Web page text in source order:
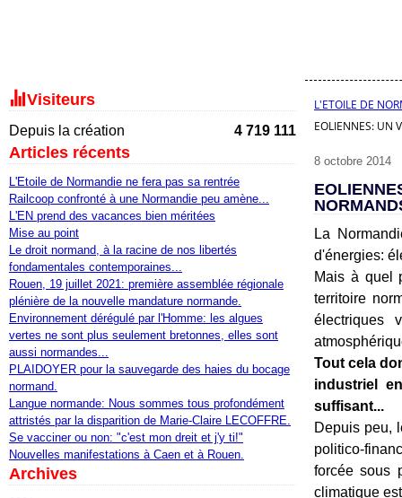
Visiteurs
Depuis la création 4 719 111
Articles récents
L'Etoile de Normandie ne fera pas sa rentrée
Railcoop confronté à une Normandie peu amène...
L'EN prend des vacances bien méritées
Mise au point
Le droit normand, à la racine de nos libertés
fondamentales contemporaines...
Rouen, 19 juillet 2021: première assemblée régionale
plénière de la nouvelle mandature normande.
Environnement dérégulé par l'Homme: les algues
vertes ne sont plus seulement bretonnes, elles sont
aussi normandes...
PLAIDOYER pour la sauvegarde des haies du bocage
normand.
Langue normande: Nous sommes tous profondément
attristés par la disparition de Marie-Claire LECOFFRE.
Se vacciner ou non: "c'est mon dreit et j'y ti!"
Nouvelles manifestations à Caen et à Rouen.
Archives
L'ETOILE DE
EOLIENNES: UN
8 octobre 2014
La
d'énergies:
Mais à quel
territoire
électriques
Tout cela
industriel
suffisant...
Depuis peu,
politico-
forcée sous
climatique